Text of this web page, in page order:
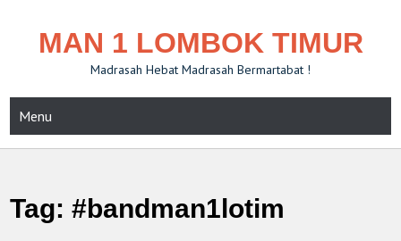
MAN 1 LOMBOK TIMUR
Madrasah Hebat Madrasah Bermartabat !
Menu
Tag:#bandman1lotim